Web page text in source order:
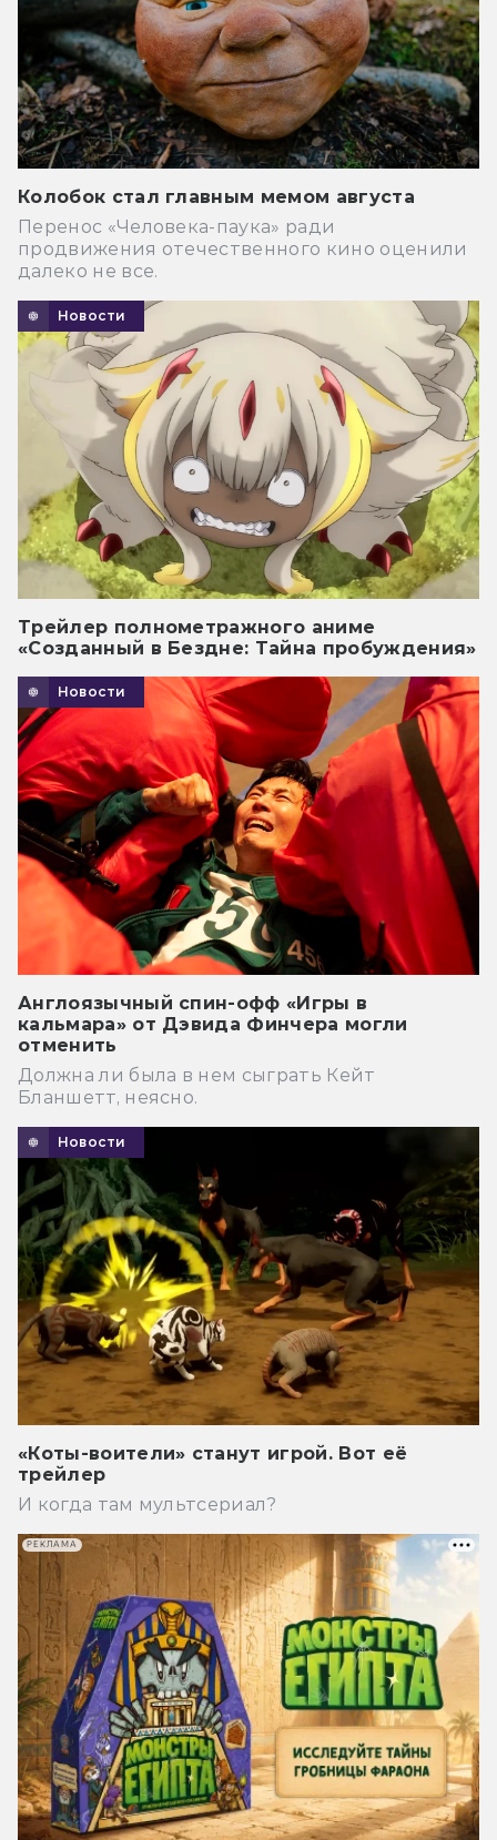
Колобок стал главным мемом августа
Перенос «Человека-паука» ради
продвижения отечественного кино оценили
далеко не все.
Новости
Трейлер полнометражного аниме
«Созданный в Бездне: Тайна пробуждения»
Новости
Англоязычный спин-офф «Игры в
кальмара» от Дэвида Финчера могли
отменить
Должна ли была в нем сыграть Кейт
Бланшетт, неясно.
Новости
«Коты-воители» станут игрой. Вот её
трейлер
И когда там мультсериал?
РЕКЛАМА